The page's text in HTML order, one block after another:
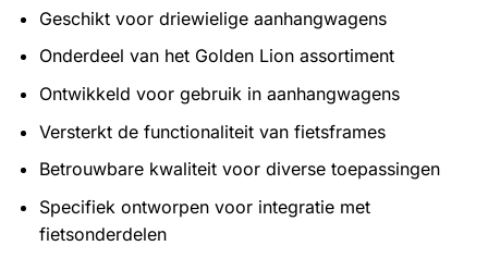
Geschikt voor driewielige aanhangwagens
Onderdeel van het Golden Lion assortiment
Ontwikkeld voor gebruik in aanhangwagens
Versterkt de functionaliteit van fietsframes
Betrouwbare kwaliteit voor diverse toepassingen
Specifiek ontworpen voor integratie met
fietsonderdelen